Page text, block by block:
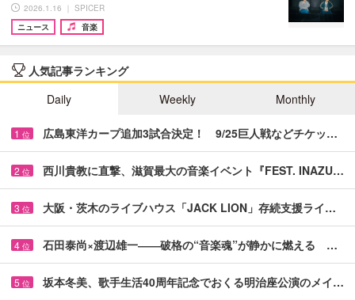
2026.1.16 ｜ SPICER
ニュース
音楽
人気記事ランキング
Daily
Weekly Monthly
1 位 広島東洋カープ追加3試合決定！ 9/25巨人戦などチケッ…
2 位 西川貴教に直撃、滋賀最大の音楽イベント『FEST. INAZU…
3 位 大阪・茨木のライブハウス「JACK LION」存続支援ライ…
4 位 石田泰尚×渡辺雄一――破格の“音楽魂”が静かに燃える …
5 位 坂本冬美、歌手生活40周年記念でおくる明治座公演のメイ…